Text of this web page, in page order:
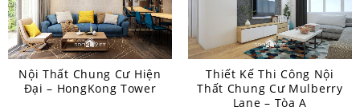
Nội Thất Chung Cư Hiện
Đại – HongKong Tower
Thiết Kế Thi Công Nội
Thất Chung Cư Mulberry
Lane – Tòa A